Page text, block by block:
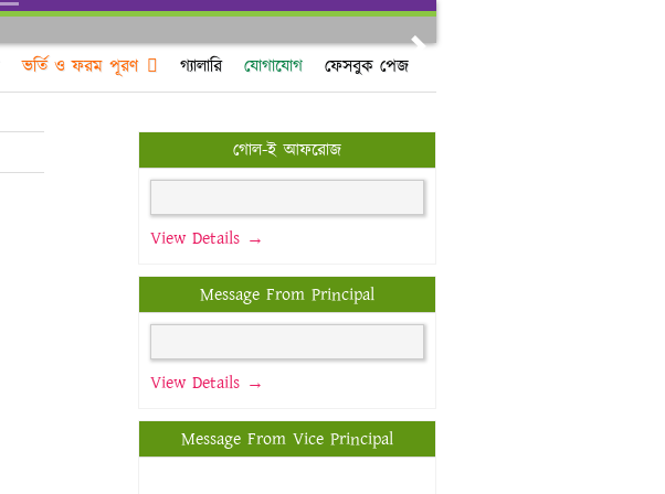
ভর্তি ও ফরম পূরণ গ্যালারি যোগাযোগ ফেসবুক পেজ
গোল-ই আফরোজ
View Details →
Message From Principal
View Details →
Message From Vice Principal